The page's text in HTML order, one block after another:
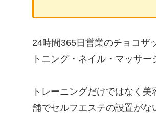
24時間365日営業のチョコザ
トニング・ネイル・マッサ
トレーニングだけではなく
舗でセルフエステの設置がな